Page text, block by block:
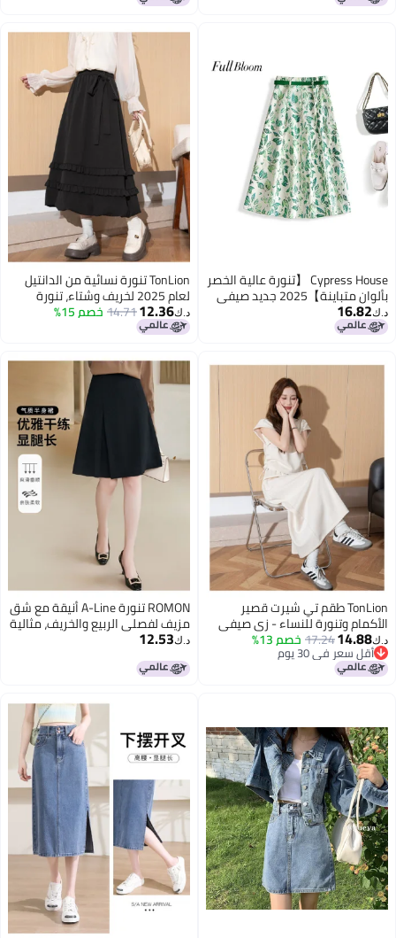
5
Cypress House 【تنورة عالية الخصر
بألوان متباينة】2025 جديد صيفي
تنورة نسائية موضة الأزهار ميدي
على شكل A مع مقاسات بلس
د.ك‏16.82
TonLion تنورة نسائية من الدانتيل
لعام 2025 لخريف وشتاء، تنورة
سوداء أنيقة رفيعة تناسب النساء
الصغيرات
د.ك‏12.36
14.71خصم 15%
TonLion طقم تي شيرت قصير
الأكمام وتنورة للنساء - زي صيفي
نحيف عادي متناسق
د.ك‏14.88
17.24خصم 13%
أقل سعر في 30 يوم
أقل سعر في 30 يوم
ROMON تنورة A-Line أنيقة مع شق
مزيف لفصلي الربيع والخريف، مثالية
للتنقل والارتداء اليومي
د.ك‏12.53